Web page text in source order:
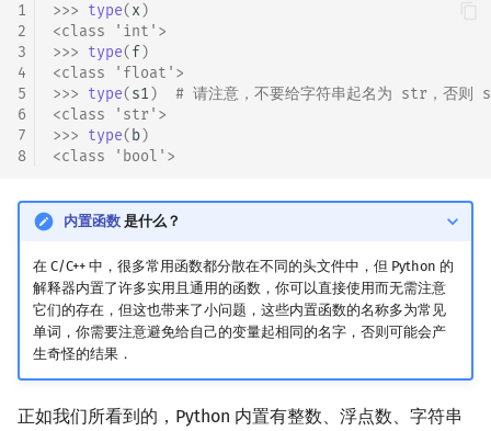
1
2
3
4
5
6
7
8
>>> type(x)
<class 'int'>
>>> type(f)
<class 'float'>
>>> type(s1)
# 请注意，不要给字符串起名为 str，否则
<class 'str'>
>>> type(b)
<class 'bool'>
内置函数是什么？
在 C/C++ 中，很多常用函数都分散在不同的头文件中，但 Python 的
解释器内置了许多实用且通用的函数，你可以直接使用而无需注意
它们的存在，但这也带来了小问题，这些内置函数的名称多为常见
单词，你需要注意避免给自己的变量起相同的名字，否则可能会产
生奇怪的结果．
正如我们所看到的，Python 内置有整数、浮点数、字符串